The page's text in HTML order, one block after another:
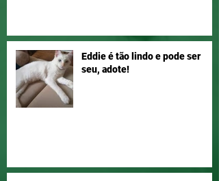
Eddie é tão lindo e pode ser
seu, adote!